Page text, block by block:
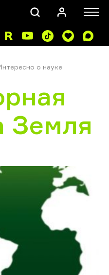
ПОИСК
о науке
Земля